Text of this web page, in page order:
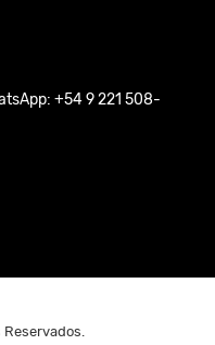
+54 9 221 508-